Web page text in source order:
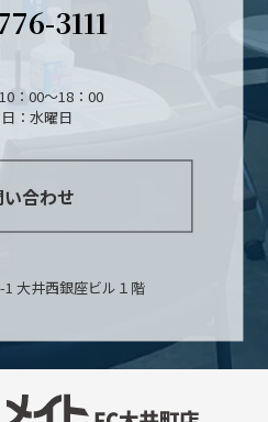
3111
：00～18：00
：水曜日
合わせ
大井西銀座ビル１階